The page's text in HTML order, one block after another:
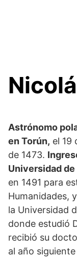
Astrónomo
en Torún, el 19
de 1473.
Universidad
en 1491 para
Humanidades,
la Universidad
donde estudió
recibió su
al año